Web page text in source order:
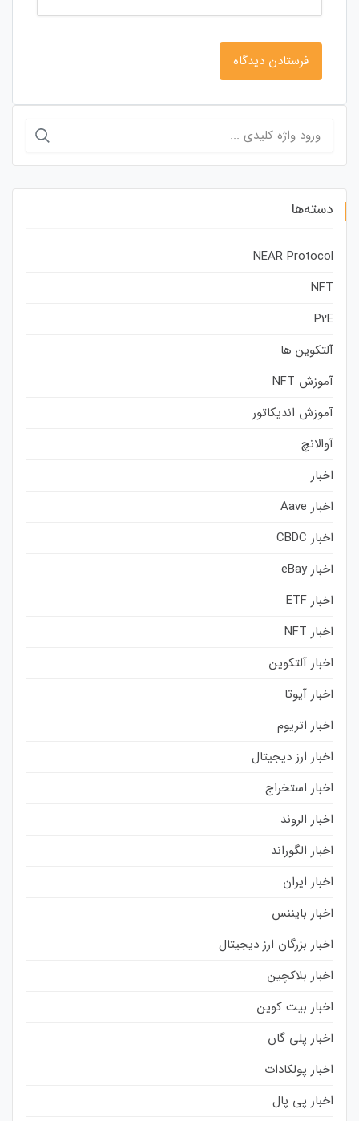
برای:
دسته‌ها
NEAR Protocol
NFT
P2E
آلتکوین ها
آموزش NFT
آموزش اندیکاتور
آوالانچ
اخبار
اخبار Aave
اخبار CBDC
اخبار eBay
اخبار ETF
اخبار NFT
اخبار آلتکوین
اخبار آیوتا
اخبار اتریوم
اخبار ارز دیجیتال
اخبار استخراج
اخبار الروند
اخبار الگوراند
اخبار ایران
اخبار بایننس
اخبار بزرگان ارز دیجیتال
اخبار بلاکچین
اخبار بیت کوین
اخبار پلی گان
اخبار پولکادات
اخبار پی پال